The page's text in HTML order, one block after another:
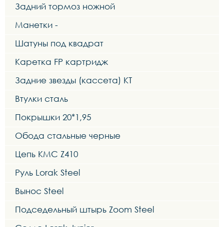
Задний тормоз ножной
Манетки -
Шатуны под квадрат
Каретка FP картридж
Задние звезды (кассета) KT
Втулки сталь
Покрышки 20*1,95
Обода стальные черные
Цепь KMC Z410
Руль Lorak Steel
Вынос Steel
Подседельный штырь Zoom Steel